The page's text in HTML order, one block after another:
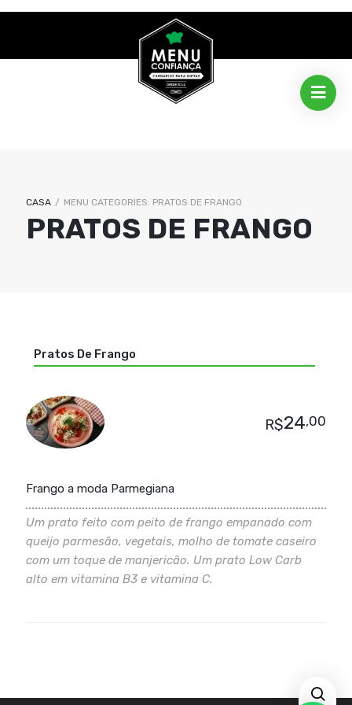
CASA / MENU CATEGORIES: PRATOS DE FRANGO
PRATOS DE FRANGO
Pratos De Frango
Frango a moda Parmegiana
R$24,00
Um prato feito com peito de frango empanado com
queijo parmesão, vegetais, molho de tomate caseiro
com um toque de manjericão. Um prato Low Carb
alto em vitamina B3 e vitamina C.